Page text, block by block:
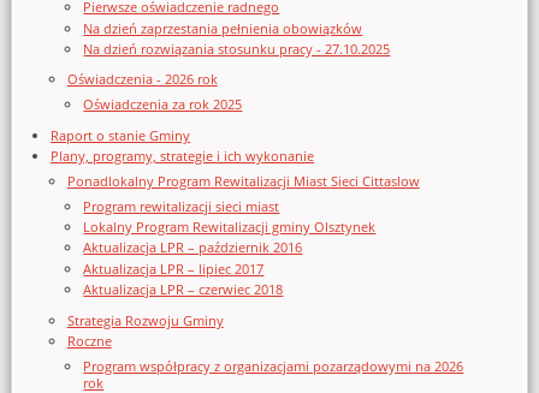
Pierwsze oświadczenie radnego
Na dzień zaprzestania pełnienia obowiązków
Na dzień rozwiązania stosunku pracy - 27.10.2025
Oświadczenia - 2026 rok
Oświadczenia za rok 2025
Raport o stanie Gminy
Plany, programy, strategie i ich wykonanie
Ponadlokalny Program Rewitalizacji Miast Sieci Cittaslow
Program rewitalizacji sieci miast
Lokalny Program Rewitalizacji gminy Olsztynek
Aktualizacja LPR – październik 2016
Aktualizacja LPR – lipiec 2017
Aktualizacja LPR – czerwiec 2018
Strategia Rozwoju Gminy
Roczne
Program współpracy z organizacjami pozarządowymi na 2026
rok